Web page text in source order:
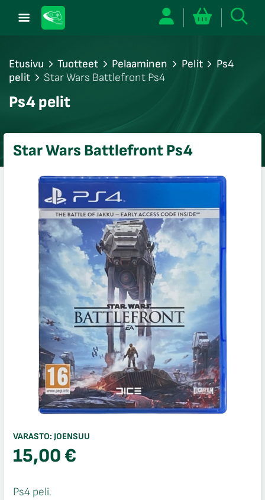
Etusivu Tuotteet Pelaaminen Pelit
Ps4
pelit
Star Wars Battlefront Ps4
Ps4 pelit
Star Wars Battlefront Ps4
VARASTO: JOENSUU
15,00€
Ps4 peli.
sulje
sulje